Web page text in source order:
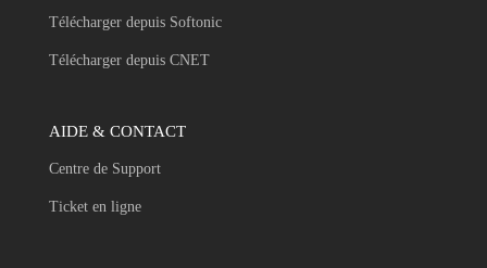
Télécharger depuis Softonic
Télécharger depuis CNET
AIDE & CONTACT
Centre de Support
Ticket en ligne